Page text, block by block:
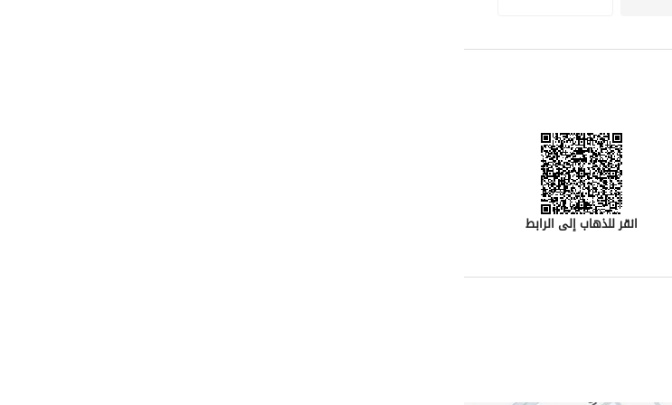
انقر للذهاب إلى الرابط